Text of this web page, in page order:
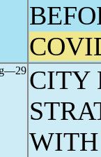
CITY